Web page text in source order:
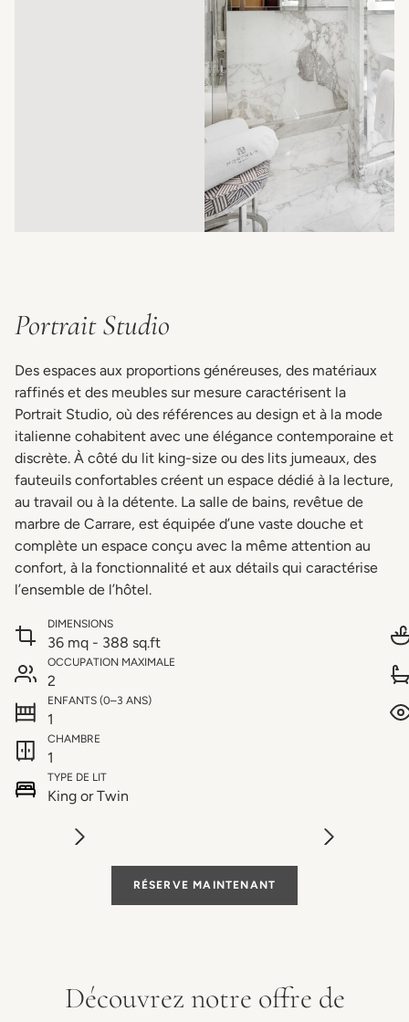
Portrait Studio
Des espaces aux proportions généreuses, des matériaux
raffinés et des meubles sur mesure caractérisent la
Portrait Studio, où des références au design et à la mode
italienne cohabitent avec une élégance contemporaine et
discrète. À côté du lit king-size ou des lits jumeaux, des
fauteuils confortables créent un espace dédié à la lecture,
au travail ou à la détente. La salle de bains, revêtue de
marbre de Carrare, est équipée d’une vaste douche et
complète un espace conçu avec la même attention au
confort, à la fonctionnalité et aux détails qui caractérise
l’ensemble de l’hôtel.
DIMENSIONS
36 mq - 388 sq.ft
OCCUPATION MAXIMALE
2
ENFANTS (0–3 ANS)
1
CHAMBRE
1
TYPE DE LIT
King or Twin
RÉSERVE MAINTENANT
Découvrez notre offre de